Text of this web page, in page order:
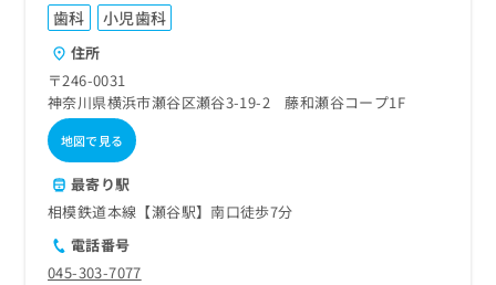
歯科 小児歯科
住所
〒246-0031
神奈川県横浜市瀬谷区瀬谷3-19-2 藤和瀬谷コープ1F
地図で見る
最寄り駅
相模鉄道本線【瀬谷駅】南口徒歩7分
電話番号
045-303-7077